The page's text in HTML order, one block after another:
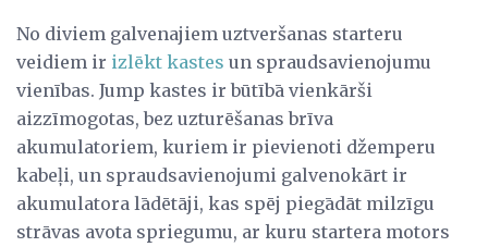
No diviem galvenajiem uztveršanas starteru
veidiem ir izlēkt kastes un spraudsavienojumu
vienības. Jump kastes ir būtībā vienkārši
aizzīmogotas, bez uzturēšanas brīva
akumulatoriem, kuriem ir pievienoti džemperu
kabeļi, un spraudsavienojumi galvenokārt ir
akumulatora lādētāji, kas spēj piegādāt milzīgu
strāvas avota spriegumu, ar kuru startera motors